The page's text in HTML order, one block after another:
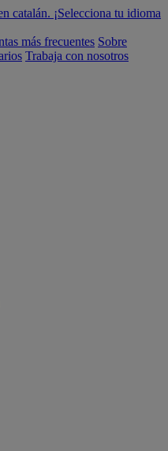
catalán. ¡Selecciona tu idioma
más frecuentes Sobre
Trabaja con nosotros